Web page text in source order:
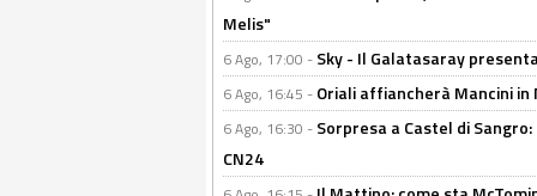
Melis"
6 Ago, 17:00 - Sky - Il Galatasaray
6 Ago, 16:45 - Oriali affiancherà Mancini
6 Ago, 16:30 - Sorpresa a Castel di Sangro:
CN24